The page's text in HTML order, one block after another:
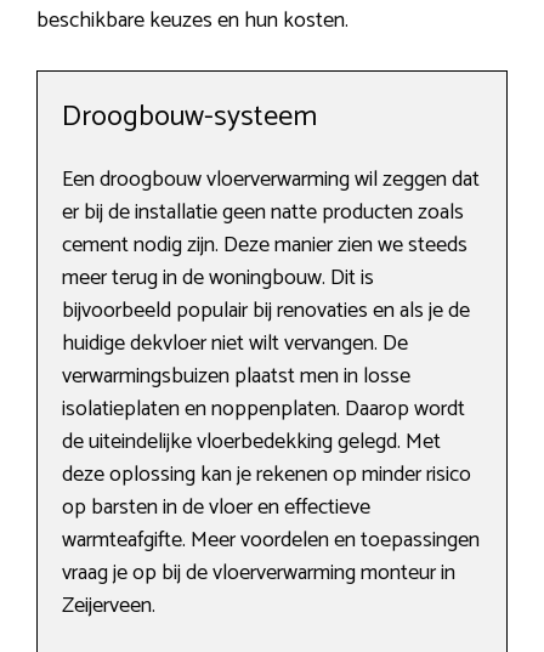
beschikbare keuzes en hun kosten.
Droogbouw-systeem
Een droogbouw vloerverwarming wil zeggen dat
er bij de installatie geen natte producten zoals
cement nodig zijn. Deze manier zien we steeds
meer terug in de woningbouw. Dit is
bijvoorbeeld populair bij renovaties en als je de
huidige dekvloer niet wilt vervangen. De
verwarmingsbuizen plaatst men in losse
isolatieplaten en noppenplaten. Daarop wordt
de uiteindelijke vloerbedekking gelegd. Met
deze oplossing kan je rekenen op minder risico
op barsten in de vloer en effectieve
warmteafgifte. Meer voordelen en toepassingen
vraag je op bij de vloerverwarming monteur in
Zeijerveen.